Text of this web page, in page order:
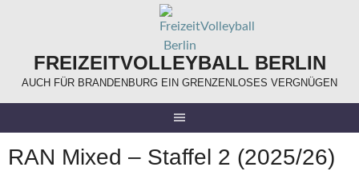
FREIZEITVOLLEYBALL BERLIN
AUCH FÜR BRANDENBURG EIN GRENZENLOSES VERGNÜGEN
RAN Mixed – Staffel 2 (2025/26)